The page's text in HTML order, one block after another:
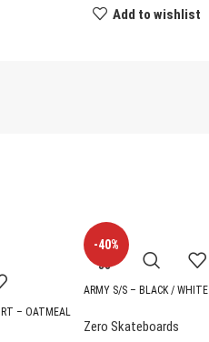
Add to wishlist
– OATMEAL
-40%
ARMY S/S – BLACK / WHITE
Zero Skateboards